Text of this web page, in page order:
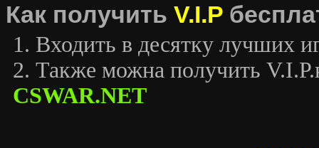
Как получить V.I.P
1. Входить в десятку лучших
2. Также можна получить
CSWAR.NET